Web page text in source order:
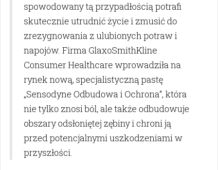
spowodowany tą przypadłością potrafi
skutecznie utrudnić życie i zmusić do
zrezygnowania z ulubionych potraw i
napojów. Firma GlaxoSmithKline
Consumer Healthcare wprowadziła na
rynek nową, specjalistyczną pastę
„Sensodyne Odbudowa i Ochrona”, która
nie tylko znosi ból, ale także odbudowuje
obszary odsłoniętej zębiny i chroni ją
przed potencjalnymi uszkodzeniami w
przyszłości.